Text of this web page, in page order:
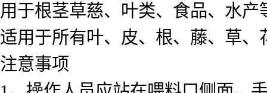
用于根茎草慈、叶类、食品、水
适用于所有叶、皮、根、藤、草
注意事项